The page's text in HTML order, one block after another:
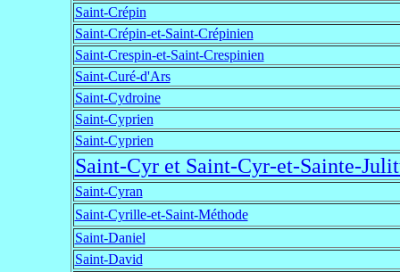
Saint-Crépin
Saint-Crépin-et-Saint-Crépinien
Saint-Crespin-et-Saint-Crespinien
Saint-Curé-d'Ars
Saint-Cydroine
Saint-Cyprien
Saint-Cyprien
Saint-Cyr et Saint-Cyr-et-Sainte-
Saint-Cyran
Saint-Cyrille-et-Saint-Méthode
Saint-Daniel
Saint-David